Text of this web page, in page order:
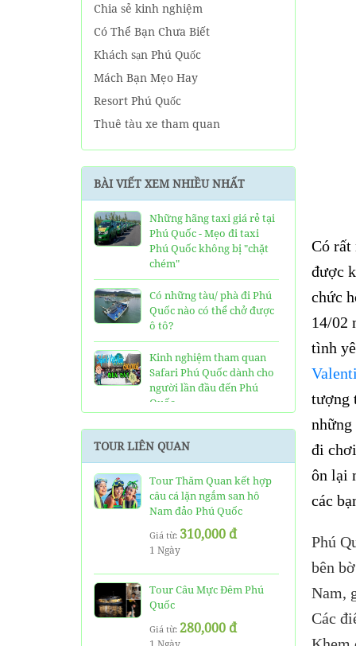
Chia sẻ kinh nghiệm
Có Thể Bạn Chưa Biết
Khách sạn Phú Quốc
Mách Bạn Mẹo Hay
Resort Phú Quốc
Thuê tàu xe tham quan
Tin tức Phú Quốc
Về tour Phú Quốc hàng ngày
Về Tour Phú Quốc Trọn Gói
BÀI VIẾT XEM NHIỀU NHẤT
Những hãng taxi giá rẻ tại
Phú Quốc - Mẹo đi taxi
Phú Quốc không bị "chặt
chém"
Có những tàu/ phà đi Phú
Quốc nào có thể chở được
ô tô?
Kinh nghiệm tham quan
Safari Phú Quốc dành cho
người lần đầu đến Phú
Quốc
Tất tần tật thông tin và
đánh giá về resort JW
Marriott Phú Quốc
Những điều cần biết về xe
bus đi Vinpearl Phú Quốc
chơi Vinwonders và Safari
Kinh Nghiệm "Xương
Máu" Khi Đi Tour 3 Đảo
Phú Quốc
Phà cao tốc Thạnh Thới đi
Phú Quốc mất thời gian
TOUR LIÊN QUAN
Tour Thăm Quan kết hợp
câu cá lặn ngắm san hô
Nam đảo Phú Quốc
Giá từ: 310,000 đ
1 Ngày
Tour Câu Mực Đêm Phú
Quốc
Giá từ: 280,000 đ
Có rất
được
chức
14/02
tình
tượng
những
đi
ôn lại
các
Phú
bên
Nam,
Các